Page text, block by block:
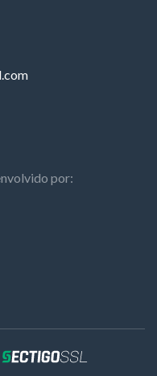
por: